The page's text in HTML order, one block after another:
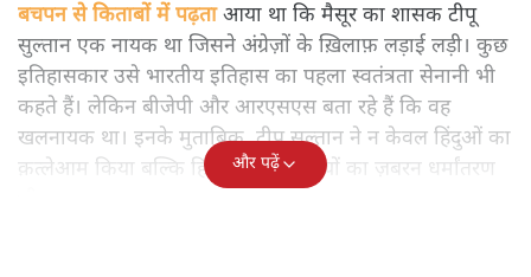
बचपन से किताबों में पढ़ताआया था कि मैसूर का शासक टीपू
सुल्तान एक नायक था जिसने अंग्रेज़ों के ख़िलाफ़ लड़ाई लड़ी। कुछ
इतिहासकार उसे भारतीय इतिहास का पहला स्वतंत्रता सेनानी भी
कहते हैं। लेकिन बीजेपी और आरएसएस बता रहे हैं कि वह
खलनायक था। इनके मुताबिक़, टीपू सुल्तान ने न केवल हिंदुओं का
क़त्लेआम किया बल्कि हिंदुओं और ईसाईयों का ज़बरन धर्मांतरण
और पढ़ें